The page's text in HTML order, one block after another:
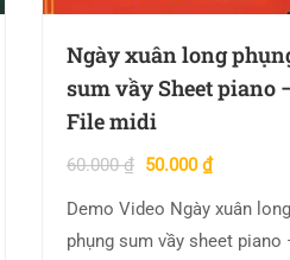
Ngày xuân long
sum vầy Sheet piano
File midi
60.000₫ 50.000₫
Demo Video Ngày xuân long
phụng sum vầy sheet piano